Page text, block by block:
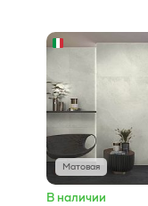
Матовая
В наличии